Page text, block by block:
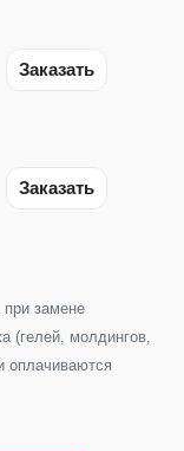
Заказать
Заказать
замене
(гелей, молдингов,
оплачиваются